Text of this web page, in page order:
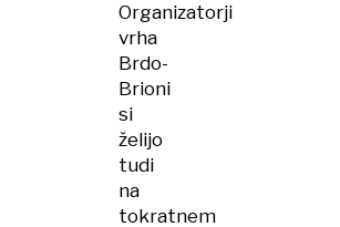
Organizatorji
vrha
Brdo-
Brioni
si
želijo
tudi
na
tokratnem